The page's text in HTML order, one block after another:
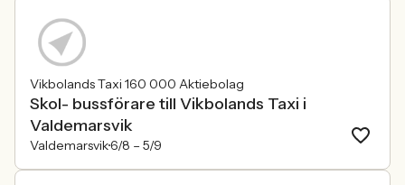
Vikbolands Taxi 160 000 Aktiebolag
Skol- bussförare till Vikbolands Taxi i
Valdemarsvik
Valdemarsvik6/8 – 5/9